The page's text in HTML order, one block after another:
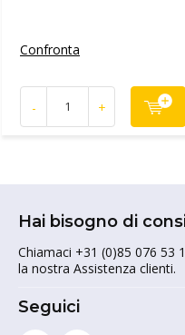
Confronta
- +
Hai bisogno di
Chiamaci +31 (0)85 076 53
la nostra Assistenza clienti.
Seguici